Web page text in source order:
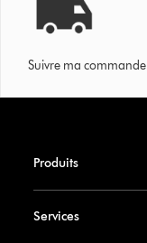
Suivre ma commande
Produits
Services